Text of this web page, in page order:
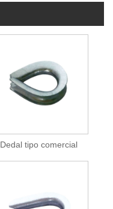
Dedal tipo comercial